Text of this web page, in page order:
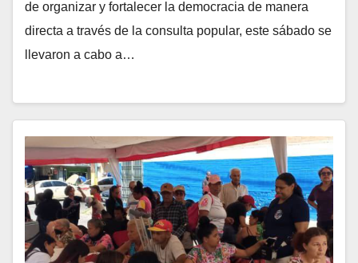
de organizar y fortalecer la democracia de manera
directa a través de la consulta popular, este sábado se
llevaron a cabo a…